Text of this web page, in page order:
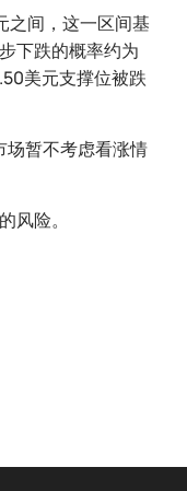
之间，这一区间基
下跌的概率约为
美元支撑位被跌
场暂不考虑看涨情
风险。